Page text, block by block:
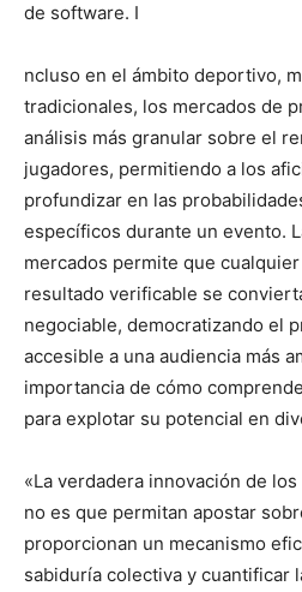
de software. I
ncluso en el ámbito deportivo,
tradicionales, los mercados de
análisis más granular sobre el
jugadores, permitiendo a los
profundizar en las
específicos durante un evento.
mercados permite que
resultado verificable se
negociable, democratizando el
accesible a una audiencia más
importancia de cómo
para explotar su potencial en
«La verdadera innovación de
no es que permitan apostar
proporcionan un mecanismo
sabiduría colectiva y cuantificar